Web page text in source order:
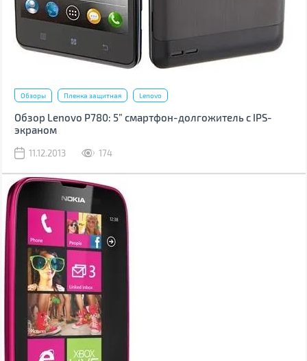
Обзоры Пленка защитная Lenovo
Обзор Lenovo P780: 5” смартфон-долгожитель с IPS-
экраном
11.12.2013 174